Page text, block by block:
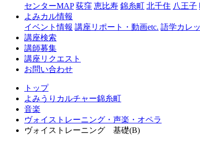
錦
糸
センターMAP 荻窪 恵比寿 錦糸町 北千住 八王子
よみカル情報
イベント情報 講座リポート・動画etc. 語学カレ
講座検索
講師募集
講座リクエスト
お問い合わせ
トップ
よみうりカルチャー錦糸町
音楽
ヴォイストレーニング・声楽・オペラ
ヴォイストレーニング 基礎(B)